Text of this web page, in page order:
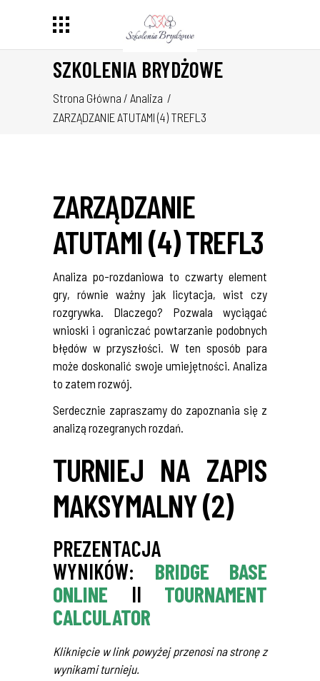
SZKOLENIA BRYDŻOWE
Strona Główna / Analiza /
ZARZĄDZANIE ATUTAMI (4) TREFL3
ZARZĄDZANIE
ATUTAMI (4) TREFL3
Analiza po-rozdaniowa to czwarty element
gry, równie ważny jak licytacja, wist czy
rozgrywka. Dlaczego? Pozwala wyciągać
wnioski i ograniczać powtarzanie podobnych
błędów w przyszłości. W ten sposób para
może doskonalić swoje umiejętności. Analiza
to zatem rozwój.
Serdecznie zapraszamy do zapoznania się z
analizą rozegranych rozdań.
TURNIEJ NA ZAPIS
MAKSYMALNY (2)
PREZENTACJA
WYNIKÓW: BRIDGE BASE
ONLINE II TOURNAMENT
CALCULATOR
Kliknięcie w link powyżej przenosi na stronę z
wynikami turnieju.